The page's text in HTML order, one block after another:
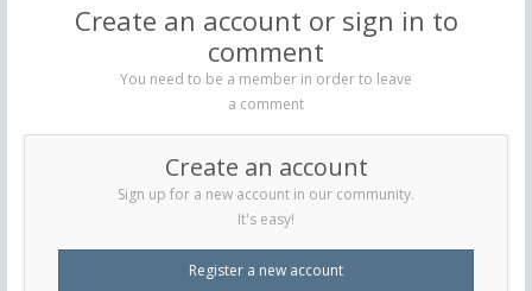
Create an account or sign in to
comment
You need to be a member in order to leave
a comment
Create an account
Sign up for a new account in our community.
It's easy!
Register a new account